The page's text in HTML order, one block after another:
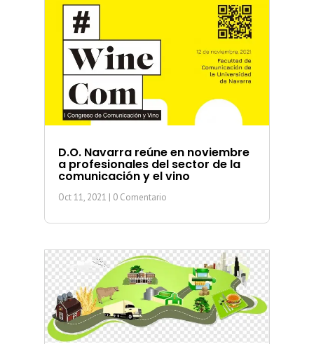
D.O. Navarra reúne en noviembre
a profesionales del sector de la
comunicación y el vino
Oct 11, 2021 | 0 Comentario